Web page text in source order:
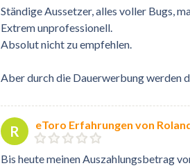
Ständige Aussetzer, alles voller Bugs,
Extrem unprofessionell.
Absolut nicht zu empfehlen.
Aber durch die Dauerwerbung werden
R eToro Erfahrungen von
Bis heute meinen Auszahlungsbetrag